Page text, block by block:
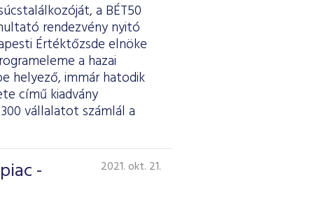
a BÉT50
rendezvény nyitó
Értéktőzsde elnöke
a hazai
helyező, immár hatodik
című kiadvány
vállalatot számlál a
-
2021. okt. 21.